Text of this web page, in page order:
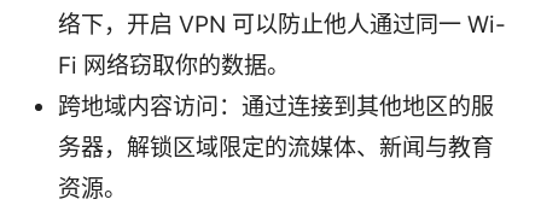
络下，开启 VPN 可以防止他人通过同一 Wi-
Fi 网络窃取你的数据。
跨地域内容访问：通过连接到其他地区的服
务器，解锁区域限定的流媒体、新闻与教育
资源。